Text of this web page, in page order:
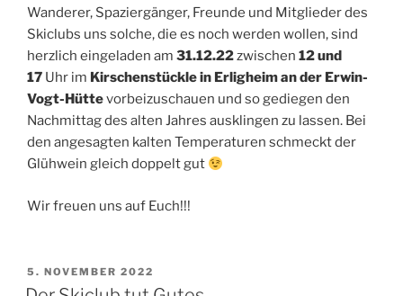
Wanderer, Spaziergänger, Freunde und Mitglieder des
Skiclubs uns solche, die es noch werden wollen, sind
herzlich eingeladen am 31.12.22zwischen 12 und
17 Uhr im Kirschenstückle in Erligheim an der Erwin-
Vogt-Hüttevorbeizuschauen und so gediegen den
Nachmittag des alten Jahres ausklingen zu lassen. Bei
den angesagten kalten Temperaturen schmeckt der
Glühwein gleich doppelt gut
Wir freuen uns auf Euch!!!
VERÖFFENTLICHT
AM
5. NOVEMBER 2022